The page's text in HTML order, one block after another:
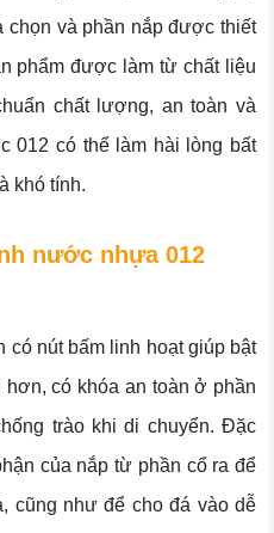
chọn và phần nắp được thiết
phẩm được làm từ chất liệu
chất lượng, an toàn và
012 có thể làm hài lòng bất
khó tính.
nước nhựa 012
nút bấm linh hoạt giúp bật
có khóa an toàn ở phần
trào khi di chuyển. Đặc
của nắp từ phần cổ ra để
cũng như để cho đá vào dễ